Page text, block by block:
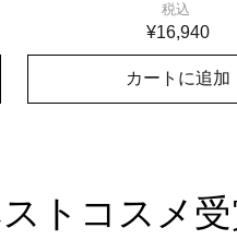
税込
¥16,940
カートに追加
トコスメ